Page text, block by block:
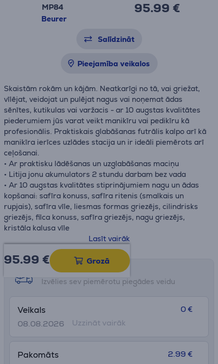
MP84
Beurer
95.99 €
Salīdzināt
Pieejamība veikalos
Skaistām rokām un kājām. Neatkarīgi no tā, vai griežat,
vīlējat, veidojat un pulējat nagus vai noņemat ādas
sēnītes, kutikulas vai varžacis - ar 10 augstas kvalitātes
piederumiem jūs varat veikt manikīru vai pedikīru kā
profesionālis. Praktiskais glabāšanas futrālis kalpo arī kā
manikīra ierīces uzlādes stacija un ir ideāli piemērots arī
ceļošanai.
• Ar praktisku lādēšanas un uzglabāšanas maciņu
• Litija jonu akumulators 2 stundu darbam bez vada
• Ar 10 augstas kvalitātes stiprinājumiem nagu un ādas
kopšanai: safīra konuss, safīra ritenis (smalkais un
rupjais), safīra vīle, liesmas formas griezējs, cilindrisks
griezējs, filca konuss, safīra griezējs, nagu griezējs,
kristāla kalusa vīle
• 3 ātruma iestatījumi līdz 4400 apgr./min
• Ergonomisks dizains un spilgta LED gaisma ērtai
lietošanai
• Higiēnisks darbs, pateicoties piegādātajam
aizsargvāciņam nagu putekļiem
Lasīt vairāk
95.99 € Grozā
Saņemšanas iespējas
Izvēlies sev piemērotu piegādes veidu
Veikals
08.08.2026
0 €
Uzzināt vairāk
Pakomāts 2.99 €